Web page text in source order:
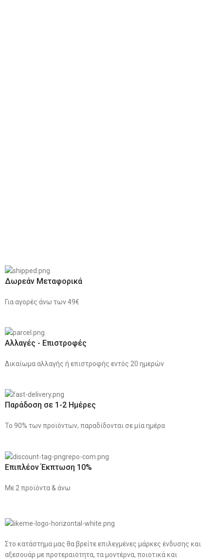
Δωρεάν Μεταφορικά
Για αγορές άνω των 49€
Αλλαγές - Επιστροφές
Δικαίωμα αλλαγής ή επιστροφής εντός 20 ημερών
Παράδοση σε 1-2 Ημέρες
Το 90% των προϊόντων, παραδίδονται σε μία ημέρα
Επιπλέον Έκπτωση 10%
Με 2 προϊόντα & άνω
Στο κατάστημα μας θα βρείτε επιλεγμένες μάρκες ένδυσης και
αξεσουάρ με προτεραιότητα, τα μοντέρνα, ποιοτικά και